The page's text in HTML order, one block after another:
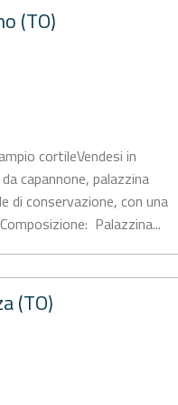
(TO)
cortileVendesi in
capannone, palazzina
di conservazione, con una
 Palazzina...
(TO)